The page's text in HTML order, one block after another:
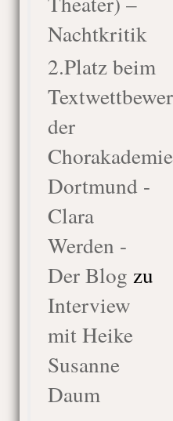
Nachtkritik
2.Platz beim
der
Chorakademie
Dortmund -
Clara
Werden -
Der Blog zu
Interview
mit Heike
Susanne
Daum